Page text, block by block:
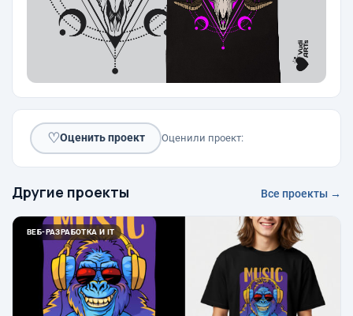
♡Оценить проект Оценили проект:
Другие проекты Все проекты →
ВЕБ-РАЗРАБОТКА И IT